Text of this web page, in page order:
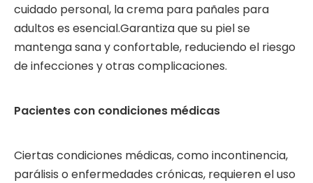
cuidado personal, la crema para pañales para
adultos es esencial.Garantiza que su piel se
mantenga sana y confortable, reduciendo el riesgo
de infecciones y otras complicaciones.
Pacientes con condiciones médicas
Ciertas condiciones médicas, como incontinencia,
parálisis o enfermedades crónicas, requieren el uso